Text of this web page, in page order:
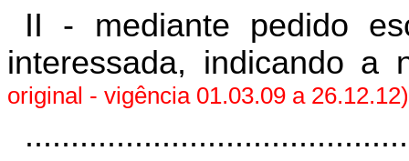
II - mediante pedido
interessada, indicando a
original - vigência 01.03.09 a 26.12.12)